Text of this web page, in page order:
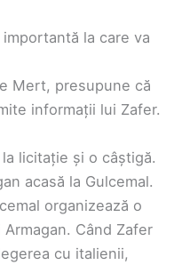
la care va
Mert, presupune că
informații lui Zafer.
licitație și o câștigă.
acasă la Gulcemal.
organizează o
Când Zafer
cu italienii,